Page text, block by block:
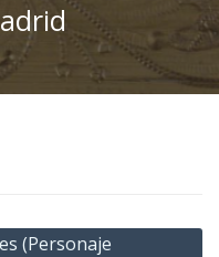
(Personaje